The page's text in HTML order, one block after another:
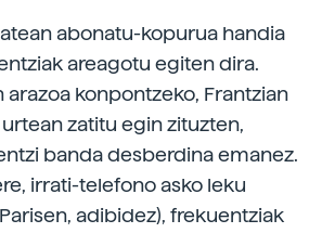
abonatu-kopurua handia
areagotu egiten dira.
arazoa konpontzeko, Frantzian
zatitu egin zituzten,
banda desberdina emanez.
irrati-telefono asko leku
adibidez), frekuentziak